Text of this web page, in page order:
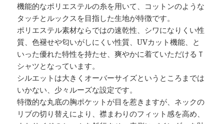
機能的なポリエステルの糸を用いて、コットンのような
タッチとルックスを目指した生地が特徴です。
ポリエステル素材ならではの速乾性、シワになりくい性
質、色褪せや匂いがしにくい性質、UVカット機能、と
いった優れた特性を持たせ、爽やかに着ていただけるＴ
シャツとなっています。
シルエットは大きくオーバーサイズというところまでは
いかない、少々ルーズな設定です。
特徴的な丸底の胸ポケットが目を惹きますが、ネックの
リブの切り替えにより、襟まわりのフィット感を高め、